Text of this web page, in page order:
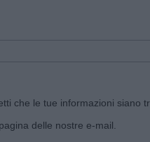
che le tue informazioni siano
delle nostre e-mail.